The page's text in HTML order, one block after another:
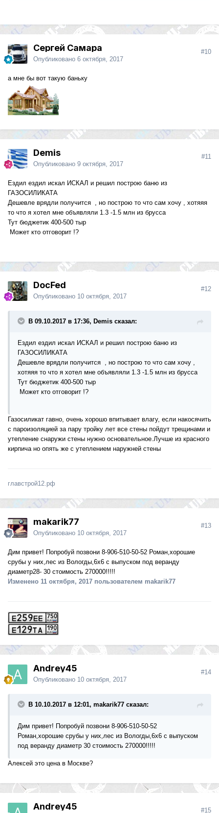
Сергей Самара
Опубликовано 6 октября, 2017
#10
а мне бы вот такую баньку
Demis
Опубликовано 9 октября, 2017
#11
Ездил ездил искал ИСКАЛ и решил построю баню из
ГАЗОСИЛИКАТА
Дешевле врядли получится , но построю то что сам хочу , хотяяя
то что я хотел мне объявляли 1.3 -1.5 млн из брусса
Тут бюджетик 400-500 тыр
Может кто отговорит !?
DocFed
Опубликовано 10 октября, 2017
#12
В 09.10.2017 в 17:36, Demis сказал:
Ездил ездил искал ИСКАЛ и решил построю баню из
ГАЗОСИЛИКАТА
Дешевле врядли получится , но построю то что сам хочу ,
хотяяя то что я хотел мне объявляли 1.3 -1.5 млн из брусса
Тут бюджетик 400-500 тыр
Может кто отговорит !?
Газосиликат гавно, очень хорошо впитывает влагу, если накосячить
с пароизоляцией за пару тройку лет все стены пойдут трещинами и
утепление снаружи стены нужно основательное.Лучше из красного
кирпича но опять же с утеплением наружней стены
главстрой12.рф
makarik77
Опубликовано 10 октября, 2017
#13
Дим привет! Попробуй позвони 8-906-510-50-52 Роман,хорошие
срубы у них,лес из Вологды,6х6 с выпуском под веранду
диаметр28- 30 стоимость 270000!!!!!
Изменено 11 октября, 2017 пользователем makarik77
Andrey45
Опубликовано 10 октября, 2017
#14
В 10.10.2017 в 12:01, makarik77 сказал:
Дим привет! Попробуй позвони 8-906-510-50-52
Роман,хорошие срубы у них,лес из Вологды,6х6 с выпуском
под веранду диаметр 30 стоимость 270000!!!!!
Алексей это цена в Москве?
Andrey45 #15